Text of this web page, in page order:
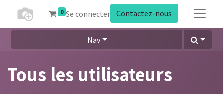
0 Se connecter Contactez-nous
Nav
Tous les utilisateurs